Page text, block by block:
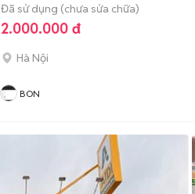
Đã sử dụng (chưa sửa chữa)
2.000.000 đ
Hà Nội
BON